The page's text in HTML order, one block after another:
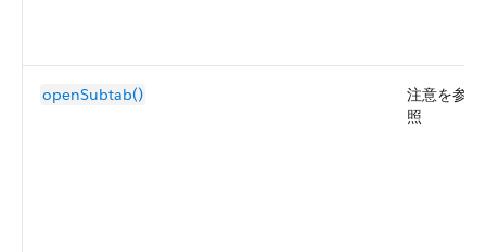
openSubtab()
注意を参
照